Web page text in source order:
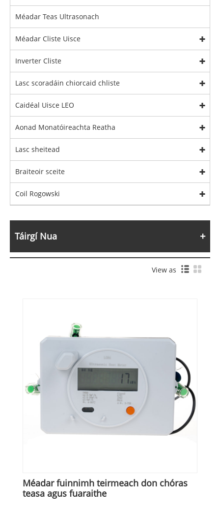
Méadar Teas Ultrasonach
Méadar Cliste Uisce
Inverter Cliste
Lasc scoradáin chiorcaid chliste
Caidéal Uisce LEO
Aonad Monatóireachta Reatha
Lasc sheitead
Braiteoir sceite
Coil Rogowski
Táirgí Nua
View as
Méadar fuinnimh teirmeach don chóras
teasa agus fuaraithe